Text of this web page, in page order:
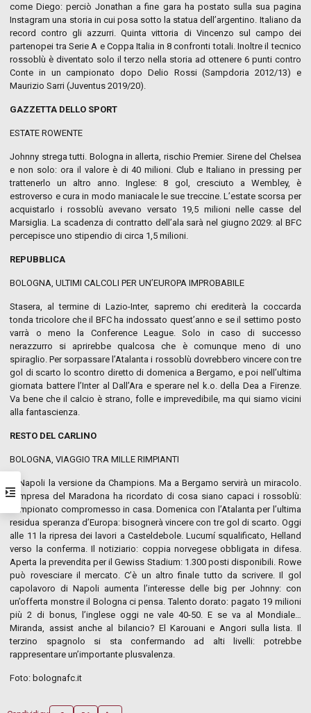
come Diego: perciò Jonathan a fine gara ha postato sulla sua pagina
Instagram una storia in cui posa sotto la statua dell’argentino. Italiano da
record contro gli azzurri. Quinta vittoria di Vincenzo sul campo dei
partenopei tra Serie A e Coppa Italia in 8 confronti totali. Inoltre il tecnico
rossoblù è diventato solo il terzo nella storia ad ottenere 6 punti contro
Conte in un campionato dopo Delio Rossi (Sampdoria 2012/13) e
Maurizio Sarri (Juventus 2019/20).
GAZZETTA DELLO SPORT
ESTATE ROWENTE
Johnny strega tutti. Bologna in allerta, rischio Premier. Sirene del Chelsea
e non solo: ora il valore è di 40 milioni. Club e Italiano in pressing per
trattenerlo un altro anno. Inglese: 8 gol, cresciuto a Wembley, è
estroverso e cura in modo maniacale le sue treccine. L’estate scorsa per
acquistarlo i rossoblù avevano versato 19,5 milioni nelle casse del
Marsiglia. La scadenza di contratto dell’ala sarà nel giugno 2029: al BFC
percepisce uno stipendio di circa 1,5 milioni.
REPUBBLICA
BOLOGNA, ULTIMI CALCOLI PER UN’EUROPA IMPROBABILE
Stasera, al termine di Lazio-Inter, sapremo chi erediterà la coccarda
tonda tricolore che il BFC ha indossato quest’anno e se il settimo posto
varrà o meno la Conference League. Solo in caso di successo
nerazzurro si aprirebbe qualcosa che è comunque meno di uno
spiraglio. Per sorpassare l’Atalanta i rossoblù dovrebbero vincere con tre
gol di scarto lo scontro diretto di domenica a Bergamo, e poi nell’ultima
giornata battere l’Inter al Dall’Ara e sperare nel k.o. della Dea a Firenze.
Va bene che il calcio è strano, folle e imprevedibile, ma qui siamo vicini
alla fantascienza.
RESTO DEL CARLINO
BOLOGNA, VIAGGIO TRA MILLE RIMPIANTI
A Napoli la versione da Champions. Ma a Bergamo servirà un miracolo.
L’impresa del Maradona ha ricordato di cosa siano capaci i rossoblù:
campionato compromesso in casa. Domenica con l’Atalanta per l’ultima
residua speranza d’Europa: bisognerà vincere con tre gol di scarto. Oggi
alle 11 la ripresa dei lavori a Casteldebole. Lucumí squalificato, Helland
verso la conferma. Il notiziario: coppia norvegese obbligata in difesa.
Aperta la prevendita per il Gewiss Stadium: 1.300 posti disponibili. Rowe
può rovesciare il mercato. C’è un altro finale tutto da scrivere. Il gol
capolavoro di Napoli aumenta l’interesse delle big per Johnny: con
un’offerta monstre il Bologna ci pensa. Talento dorato: pagato 19 milioni
più 2 di bonus, l’inglese oggi ne vale 40-50. E se va al Mondiale…
Miranda, assist anche al bilancio? El Karouani e Angori sulla lista. Il
terzino spagnolo si sta confermando ad alti livelli: potrebbe
rappresentare un’importante plusvalenza.
Foto: bolognafc.it